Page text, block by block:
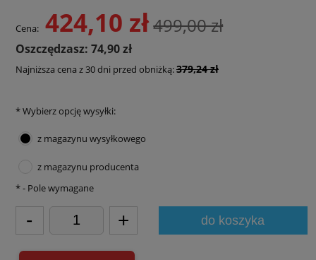
Cena: 424,10 zł499,00 zł
Oszczędzasz: 74,90 zł
Najniższa cena z 30 dni przed obniżką:379,24 zł
*Wybierz opcję wysyłki:
z magazynu wysyłkowego
z magazynu producenta
- + do koszyka
*- Pole wymagane